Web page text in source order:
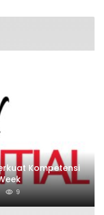
Kompetensi
9